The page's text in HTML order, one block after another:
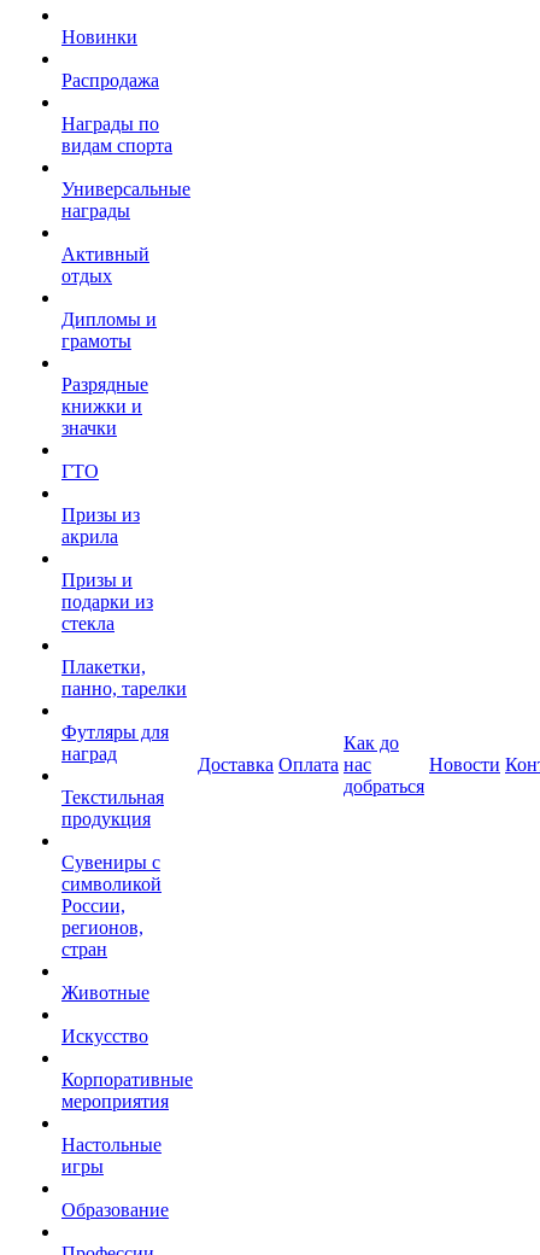
Новинки
Распродажа
Награды по
видам спорта
Универсальные
награды
Активный
отдых
Дипломы и
грамоты
Разрядные
книжки и
значки
ГТО
Призы из
акрила
Призы и
подарки из
стекла
Плакетки,
панно, тарелки
Футляры для
наград
Текстильная
продукция
Сувениры с
символикой
России,
регионов,
стран
Животные
Искусство
Корпоративные
мероприятия
Настольные
игры
Образование
Доставка Оплата
Как до
нас
добраться
Новости